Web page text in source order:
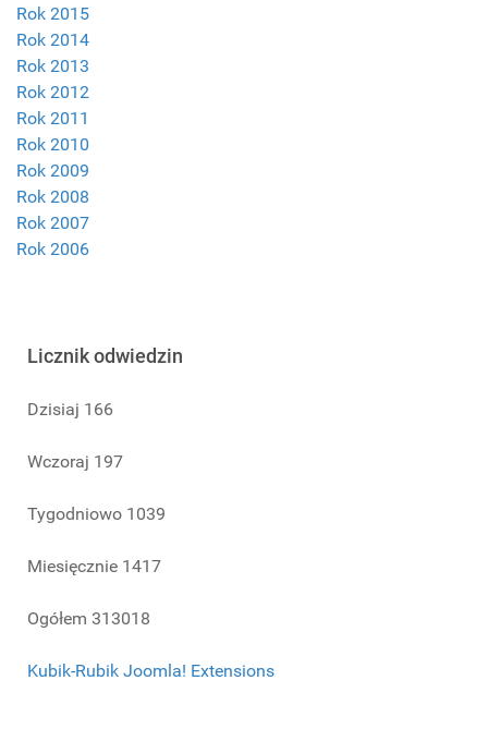
Rok 2015
Rok 2014
Rok 2013
Rok 2012
Rok 2011
Rok 2010
Rok 2009
Rok 2008
Rok 2007
Rok 2006
Licznik odwiedzin
Dzisiaj 166
Wczoraj 197
Tygodniowo 1039
Miesięcznie 1417
Ogółem 313018
Kubik-Rubik Joomla! Extensions